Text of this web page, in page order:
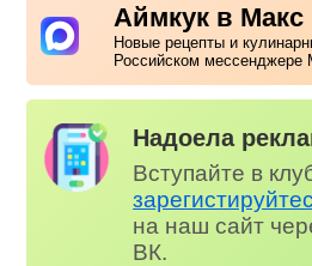
Аймкук в Макс
Новые рецепты и
Российском мессенджере
Надоела
Вступайте в
на наш сайт
ВК.